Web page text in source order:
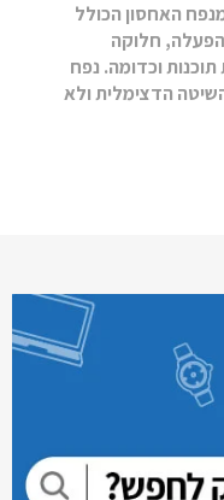
האחסון הכולל
חלוקה
וכדומה. נפח
הדצימלית ולא